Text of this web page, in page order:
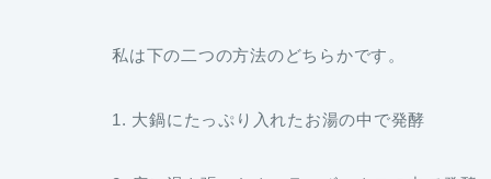
私は下の二つの方法のどちらかです。
1. 大鍋にたっぷり入れたお湯の中で発酵